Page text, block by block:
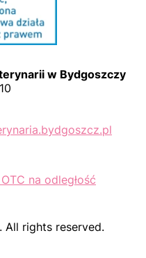
w Bydgoszczy
na odległość
. All rights reserved.